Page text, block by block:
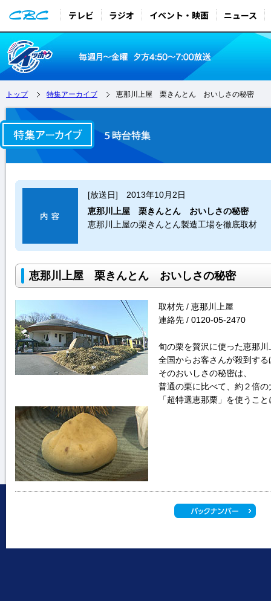
テレビ ラジオ イベント・映画 ニュース
トップ 特集アーカイブ 恵那川上屋 栗きんとん おいしさの秘密
[放送日] 2013年10月2日
恵那川上屋 栗きんとん おいしさの秘密
恵那川上屋の栗きんとん製造工場を徹底取材
恵那川上屋 栗きんとん おいしさの秘密
取材先 / 恵那川上屋
連絡先 / 0120-05-2470
旬の栗を贅沢に使った恵那
全国からお客さんが殺到する
そのおいしさの秘密は、
普通の栗に比べて、約２倍
「超特選恵那栗」を使うこ